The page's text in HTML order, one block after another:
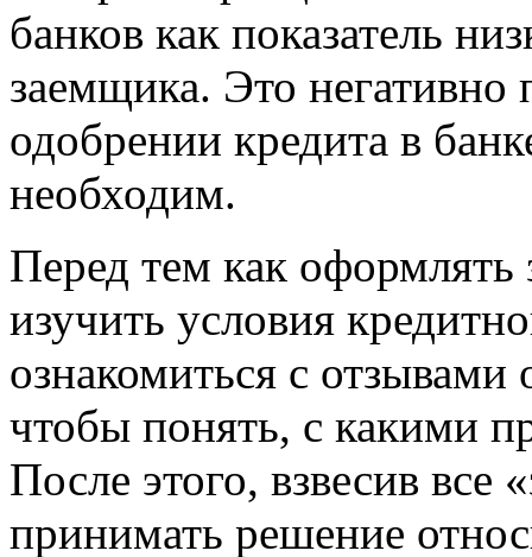
банков как показатель
заемщика. Это негативно
одобрении кредита в
необходим.
Перед тем как оформлять
изучить условия
ознакомиться с
чтобы понять, с какими
После этого, взвесив
принимать решение